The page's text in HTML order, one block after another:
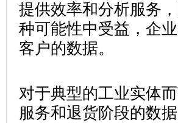
提供效率和分析服务
种可能性中受益，企
客户的数据。
对于典型的工业实体
服务和退货阶段的数